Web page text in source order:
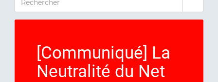
[Communiqué] La
Neutralité du Net